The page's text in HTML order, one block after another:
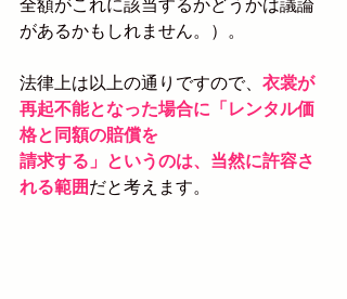
全額がこれに該当するかどうかは議論
があるかもしれません。）。
法律上は以上の通りですので、 衣裳が
再起不能となった場合に「レンタル価
格と同額の賠償を
請求する」というのは、当然に許容さ
れる範囲だと考えます。